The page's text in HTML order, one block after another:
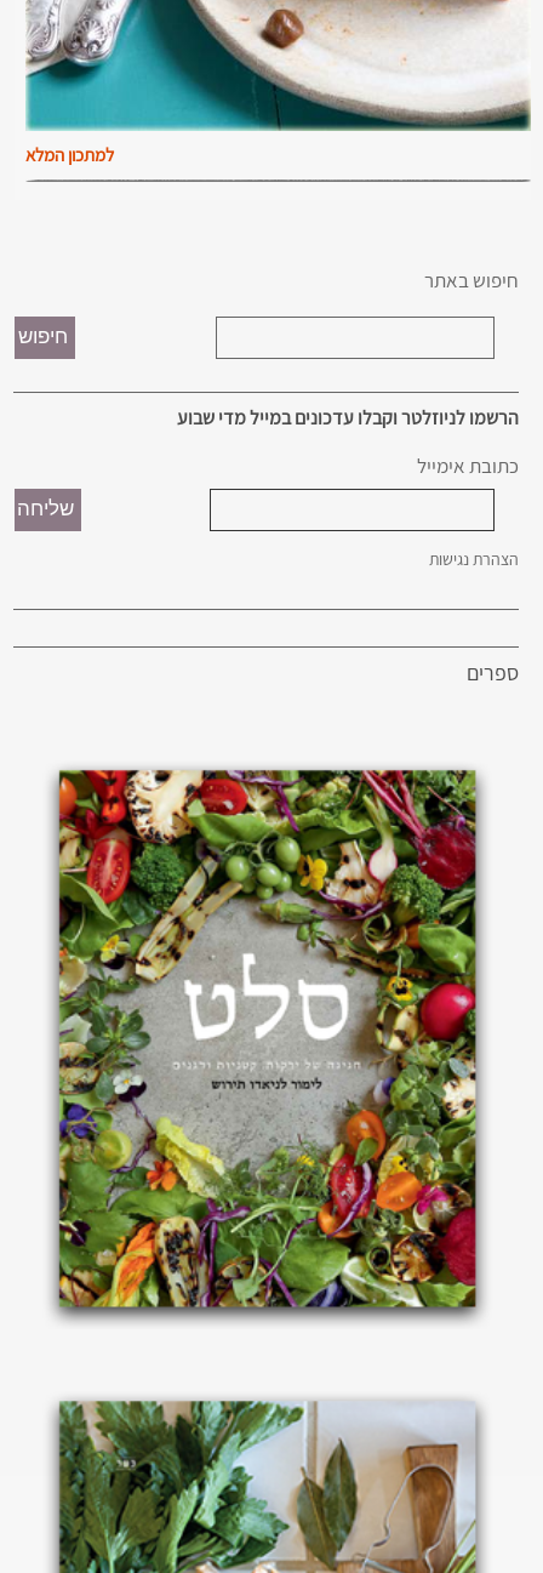
למתכון המלא
חיפוש באתר
הרשמו לניוזלטר וקבלו עדכונים במייל מדי שבוע
כתובת אימייל
הצהרת נגישות
ספרים